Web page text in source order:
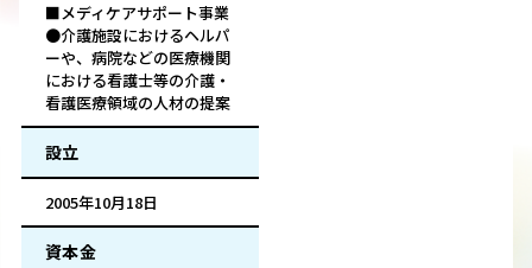
■メディケアサポート事業
●介護施設におけるヘルパ
ーや、病院などの医療機関
における看護士等の介護・
看護医療領域の人材の提案
設立
2005年10月18日
資本金